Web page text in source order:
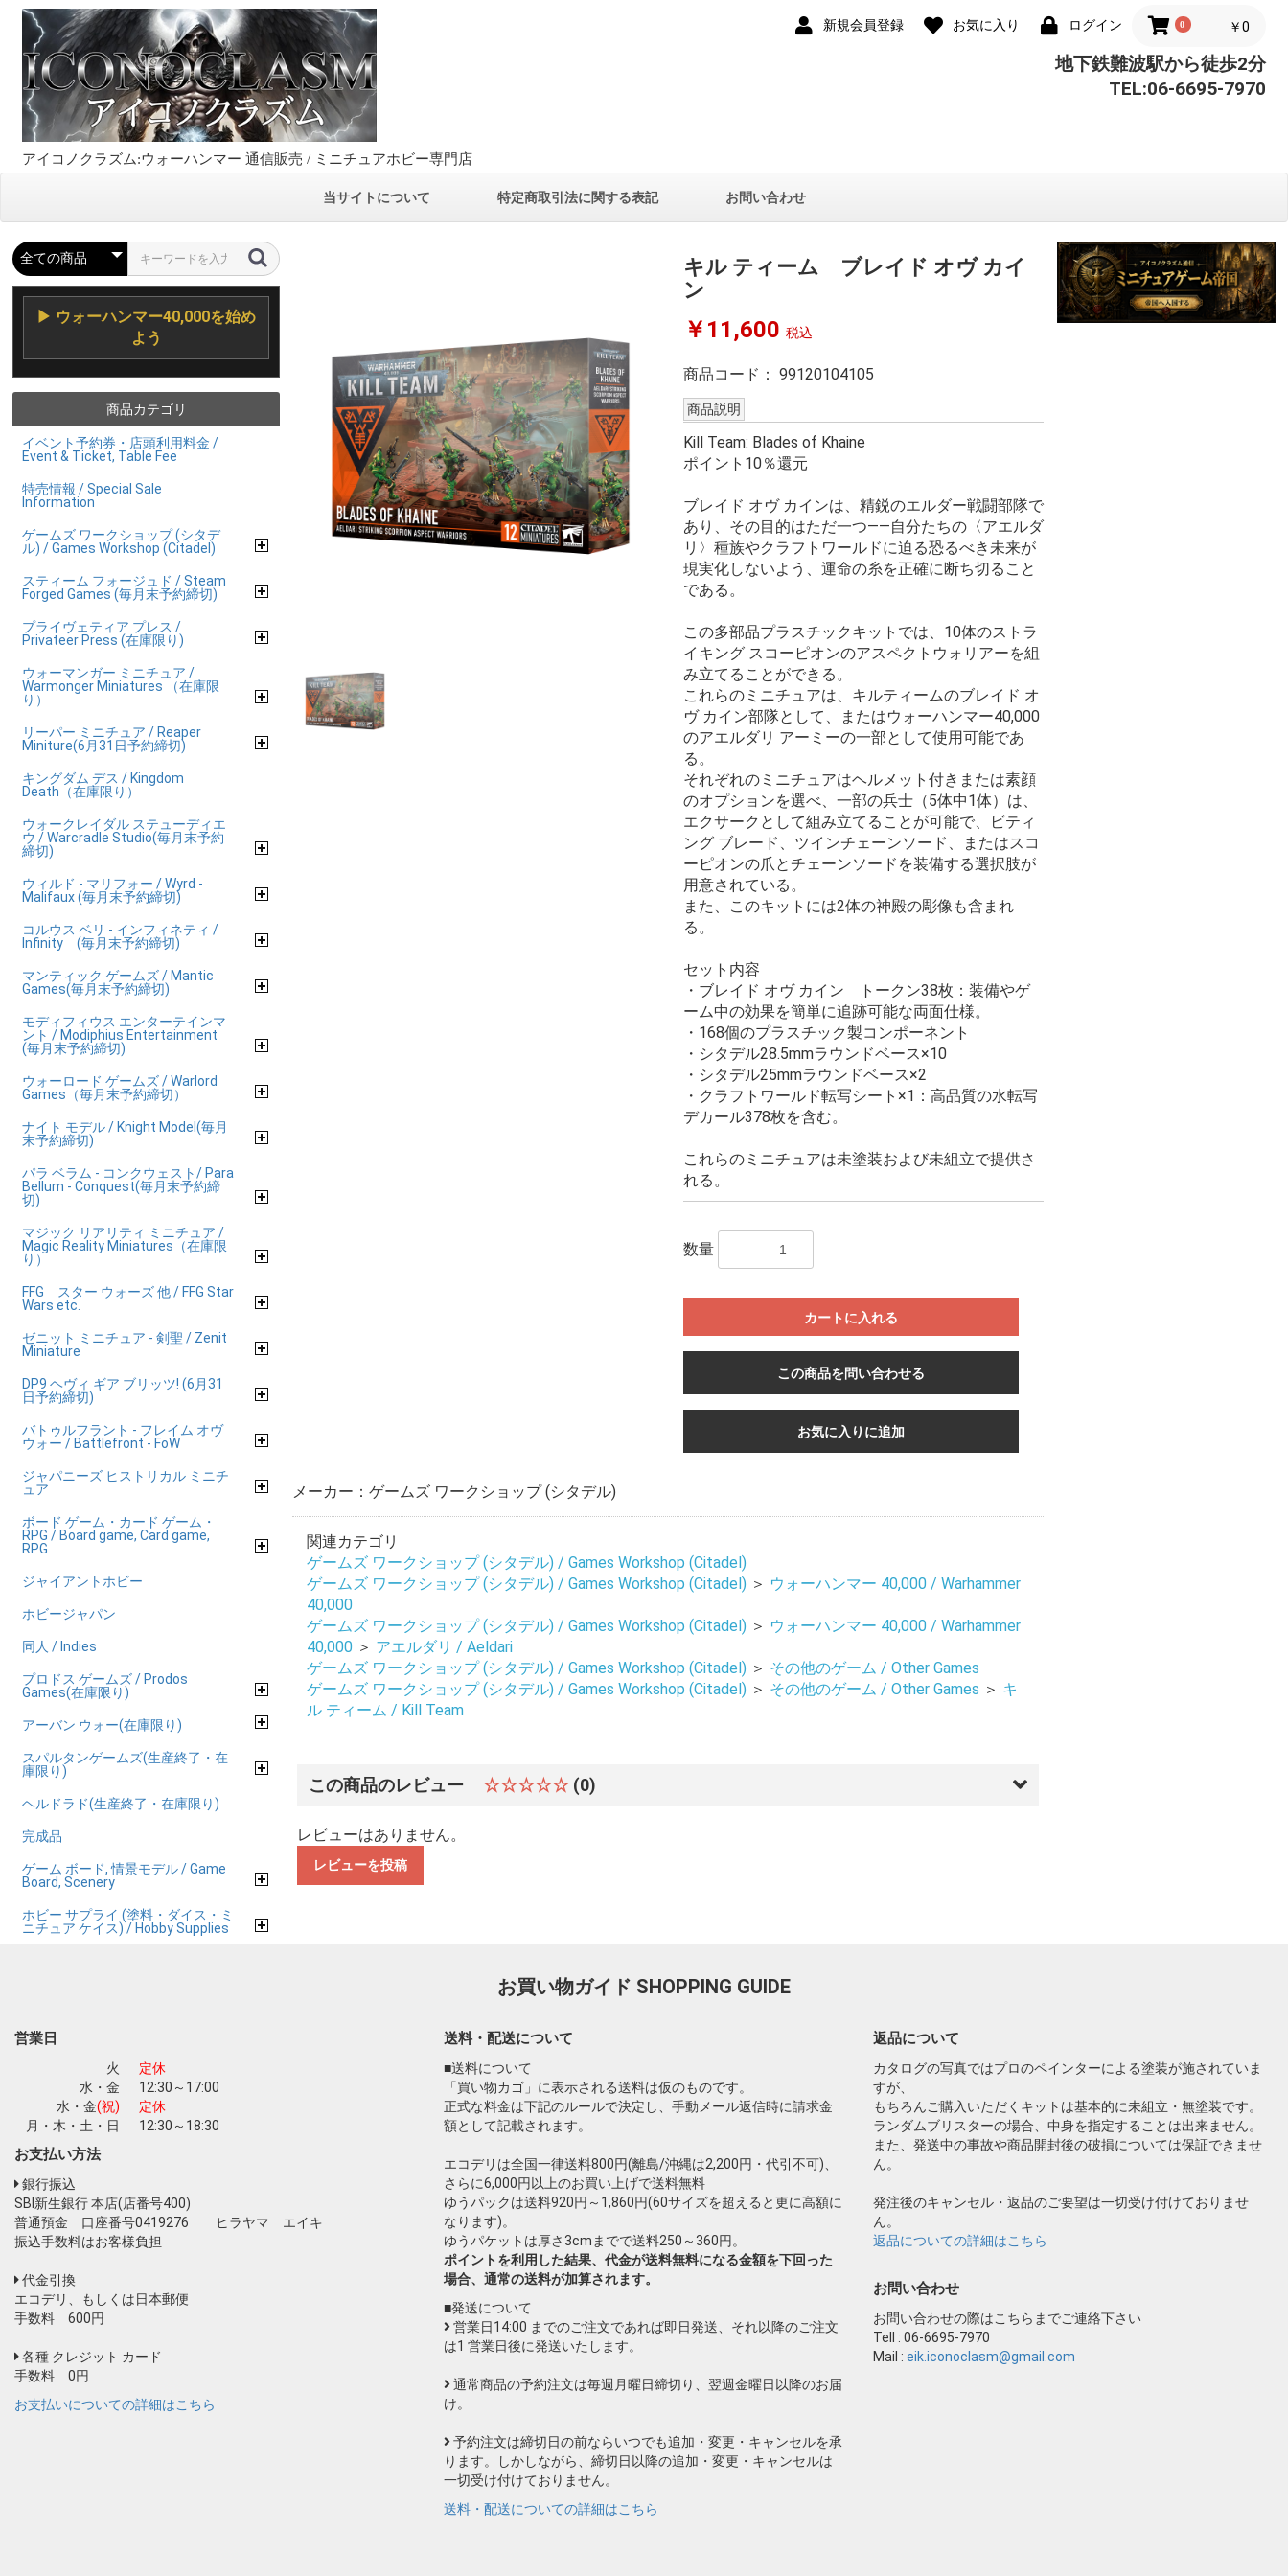
新規会員登録 お気に入り ログイン 0 ￥0
アイコノクラズム:ウォーハンマー 通信販売 / ミニチュアホビー専門店
地下鉄難波駅から徒歩2分
TEL:06-6695-7970
当サイトについて 特定商取引法に関する表記 お問い合わせ
▶ ウォーハンマー40,000を始め
よう
商品カテゴリ
イベント予約券・店頭利用料金 /
Event & Ticket, Table Fee
特売情報 / Special Sale
Information
ゲームズ ワークショップ (シタデ
ル) / Games Workshop (Citadel)
スティーム フォージュド / Steam
Forged Games (毎月末予約締切)
プライヴェティア プレス /
Privateer Press (在庫限り)
ウォーマンガー ミニチュア /
Warmonger Miniatures （在庫限
り）
リーパー ミニチュア / Reaper
Miniture(6月31日予約締切)
キングダム デス / Kingdom
Death（在庫限り）
ウォークレイダル ステューディエ
ウ / Warcradle Studio(毎月末予約
締切)
ウィルド - マリフォー / Wyrd -
Malifaux (毎月末予約締切)
コルウス ベリ - インフィネティ /
Infinity (毎月末予約締切)
マンティック ゲームズ / Mantic
Games(毎月末予約締切)
モディフィウス エンターテインマ
ント / Modiphius Entertainment
(毎月末予約締切)
ウォーロード ゲームズ / Warlord
Games（毎月末予約締切）
ナイト モデル / Knight Model(毎月
末予約締切)
パラ ベラム - コンクウェスト/ Para
Bellum - Conquest(毎月末予約締
切)
マジック リアリティ ミニチュア /
Magic Reality Miniatures（在庫限
り）
FFG スター ウォーズ 他 / FFG Star
Wars etc.
ゼニット ミニチュア - 剣聖 / Zenit
Miniature
DP9 ヘヴィ ギア ブリッツ! (6月31
日予約締切)
バトゥルフラント - フレイム オヴ
ウォー / Battlefront - FoW
ジャパニーズ ヒストリカル ミニチ
ュア
ボード ゲーム・カード ゲーム・
RPG / Board game, Card game,
RPG
ジャイアントホビー
ホビージャパン
同人 / Indies
プロドス ゲームズ / Prodos
Games(在庫限り)
アーバン ウォー(在庫限り)
スパルタンゲームズ(生産終了・在
庫限り)
ヘルドラド(生産終了・在庫限り)
完成品
ゲーム ボード, 情景モデル / Game
Board, Scenery
ホビー サプライ (塗料・ダイス・ミ
ニチュア ケイス) / Hobby Supplies
キル ティーム ブレイド オヴ カイ
ン
￥11,600 税込
商品コード：99120104105
商品説明
Kill Team: Blades of Khaine
ポイント10％還元
ブレイド オヴ カインは、精鋭のエルダー戦闘部隊で
あり、その目的はただ一つ――自分たちの〈アエルダ
リ〉種族やクラフトワールドに迫る恐るべき未来が
現実化しないよう、運命の糸を正確に断ち切ること
である。
この多部品プラスチックキットでは、10体のストラ
イキング スコーピオンのアスペクトウォリアーを組
み立てることができる。
これらのミニチュアは、キルティームのブレイド オ
ヴ カイン部隊として、またはウォーハンマー40,000
のアエルダリ アーミーの一部として使用可能であ
る。
それぞれのミニチュアはヘルメット付きまたは素顔
のオプションを選べ、一部の兵士（5体中1体）は、
エクサークとして組み立てることが可能で、ビティ
ング ブレード、ツインチェーンソード、またはスコ
ーピオンの爪とチェーンソードを装備する選択肢が
用意されている。
また、このキットには2体の神殿の彫像も含まれ
る。
セット内容
・ブレイド オヴ カイン トークン38枚：装備やゲ
ーム中の効果を簡単に追跡可能な両面仕様。
・168個のプラスチック製コンポーネント
・シタデル28.5mmラウンドベース×10
・シタデル25mmラウンドベース×2
・クラフトワールド転写シート×1：高品質の水転写
デカール378枚を含む。
これらのミニチュアは未塗装および未組立で提供さ
れる。
数量
カートに入れる
この商品を問い合わせる
カートへ進む
お気に入りに追加
メーカー：ゲームズ ワークショップ (シタデル)
関連カテゴリ
ゲームズ ワークショップ (シタデル) / Games Workshop (Citadel)
ゲームズ ワークショップ (シタデル) / Games Workshop (Citadel) ＞ ウォーハンマー 40,000 / Warhammer
40,000
ゲームズ ワークショップ (シタデル) / Games Workshop (Citadel) ＞ ウォーハンマー 40,000 / Warhammer
40,000 ＞ アエルダリ / Aeldari
ゲームズ ワークショップ (シタデル) / Games Workshop (Citadel) ＞ その他のゲーム / Other Games
ゲームズ ワークショップ (シタデル) / Games Workshop (Citadel) ＞ その他のゲーム / Other Games ＞ キ
ル ティーム / Kill Team
この商品のレビュー ☆☆☆☆☆ (0)
レビューはありません。
レビューを投稿
お買い物ガイド SHOPPING GUIDE
営業日
火
定休
水・金
12:30～17:00
水・金(祝)
定休
月・木・土・日
12:30～18:30
お支払い方法
銀行振込
SBI新生銀行 本店(店番号400)
普通預金 口座番号0419276 ヒラヤマ エイキ
振込手数料はお客様負担
代金引換
エコデリ、もしくは日本郵便
手数料 600円
各種 クレジット カード
手数料 0円
お支払いについての詳細はこちら
送料・配送について
■送料について
「買い物カゴ」に表示される送料は仮のものです。
正式な料金は下記のルールで決定し、手動メール返信時に請求金
額として記載されます。
エコデリは全国一律送料800円(離島/沖縄は2,200円・代引不可)、
さらに6,000円以上のお買い上げで送料無料
ゆうパックは送料920円～1,860円(60サイズを超えると更に高額に
なります)。
ゆうパケットは厚さ3cmまでで送料250～360円。
ポイントを利用した結果、代金が送料無料になる金額を下回った
場合、通常の送料が加算されます。
■発送について
営業日14:00 までのご注文であれば即日発送、それ以降のご注文
は1 営業日後に発送いたします。
通常商品の予約注文は毎週月曜日締切り、翌週金曜日以降のお届
け。
予約注文は締切日の前ならいつでも追加・変更・キャンセルを承
ります。しかしながら、締切日以降の追加・変更・キャンセルは
一切受け付けておりません。
送料・配送についての詳細はこちら
返品について
カタログの写真ではプロのペインターによる塗装が施されていま
すが、
もちろんご購入いただくキットは基本的に未組立・無塗装です。
ランダムブリスターの場合、中身を指定することは出来ません。
また、発送中の事故や商品開封後の破損については保証できませ
ん。
発注後のキャンセル・返品のご要望は一切受け付けておりませ
ん。
返品についての詳細はこちら
お問い合わせ
お問い合わせの際はこちらまでご連絡下さい
Tell : 06-6695-7970
Mail : eik.iconoclasm@gmail.com